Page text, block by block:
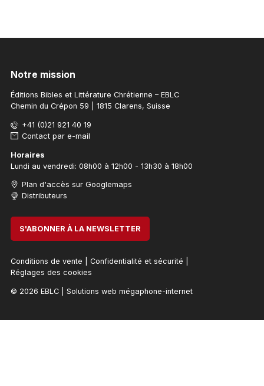
Notre mission
Éditions Bibles et Littérature Chrétienne – EBLC
Chemin du Crépon 59 | 1815 Clarens, Suisse
+41 (0)21 921 40 19
Contact par e-mail
Horaires
Lundi au vendredi: 08h00 à 12h00 - 13h30 à 18h00
Plan d'accès sur Googlemaps
Distributeurs
S'ABONNER À LA NEWSLETTER
Conditions de vente Confidentialité et sécurité
Réglages des cookies
© 2026 EBLC| Solutions web mégaphone-internet